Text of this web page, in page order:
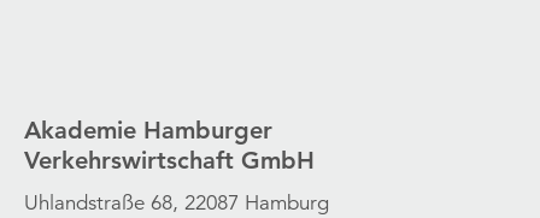
Akademie Hamburger
Verkehrswirtschaft GmbH
Uhlandstraße 68, 22087 Hamburg